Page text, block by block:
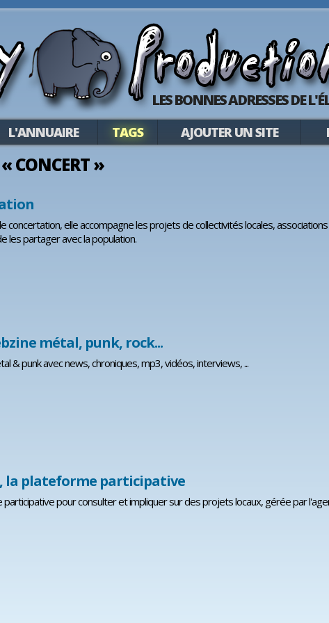
LES BONNES ADRESSES DE
L'ANNUAIRE TAGS AJOUTER UN SITE
« CONCERT »
concertation, elle accompagne les projets de collectivités locales,
les partager avec la population.
métal, punk, rock...
& punk avec news, chroniques, mp3, vidéos, interviews, ...
la plateforme participative
pour consulter et impliquer sur des projets locaux, gérée par